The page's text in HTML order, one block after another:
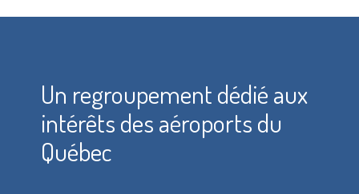
Un regroupement dédié aux
intérêts des aéroports du
Québec